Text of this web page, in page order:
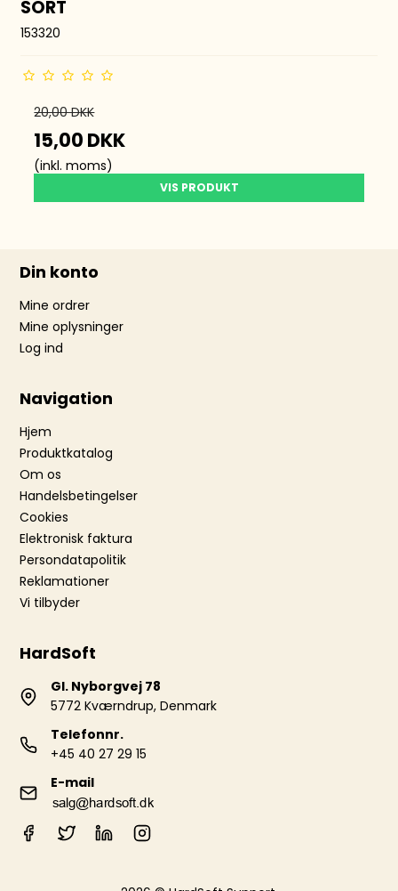
SORT
153320
20,00 DKK
15,00 DKK
(inkl. moms)
VIS PRODUKT
Din konto
Mine ordrer
Mine oplysninger
Log ind
Navigation
Hjem
Produktkatalog
Om os
Handelsbetingelser
Cookies
Elektronisk faktura
Persondatapolitik
Reklamationer
Vi tilbyder
HardSoft
Gl. Nyborgvej 78
5772 Kværndrup, Denmark
Telefonnr.
+45 40 27 29 15
E-mail